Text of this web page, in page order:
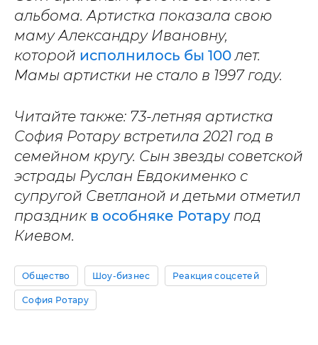
альбома. Артистка показала свою
маму Александру Ивановну,
которой исполнилось бы 100лет.
Мамы артистки не стало в 1997 году.
Читайте также: 73-летняя артистка
София Ротару встретила 2021 год в
семейном кругу. Сын звезды советской
эстрады Руслан Евдокименко с
супругой Светланой и детьми отметил
праздник в особняке Ротару под
Киевом.
Общество Шоу-бизнес Реакция соцсетей
София Ротару